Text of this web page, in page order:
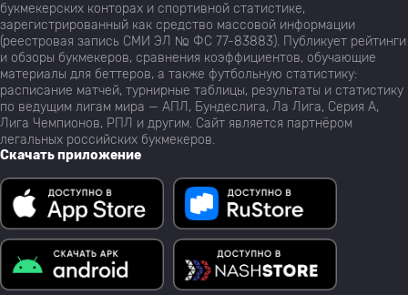
букмекерских конторах и спортивной статистике,
зарегистрированный как средство массовой информации
(реестровая запись СМИ ЭЛ № ФС 77-83883). Публикует рейтинги
и обзоры букмекеров, сравнения коэффициентов, обучающие
материалы для беттеров, а также футбольную статистику:
расписание матчей, турнирные таблицы, результаты и статистику
по ведущим лигам мира — АПЛ, Бундеслига, Ла Лига, Серия А,
Лига Чемпионов, РПЛ и другим. Сайт является партнёром
легальных российских букмекеров.
Скачать приложение